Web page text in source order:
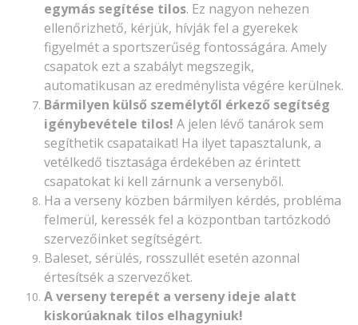
egymás segítése tilos. Ez nagyon nehezen
ellenőrizhető, kérjük, hívják fel a gyerekek
figyelmét a sportszerűség fontosságára. Amely
csapatok ezt a szabályt megszegik,
automatikusan az eredménylista végére kerülnek.
Bármilyen külső személytől érkező segítség
igénybevétele tilos! A jelen lévő tanárok sem
segíthetik csapataikat! Ha ilyet tapasztalunk, a
vetélkedő tisztasága érdekében az érintett
csapatokat ki kell zárnunk a versenyből.
Ha a verseny közben bármilyen kérdés, probléma
felmerül, keressék fel a központban tartózkodó
szervezőinket segítségért.
Baleset, sérülés, rosszullét esetén azonnal
értesítsék a szervezőket.
A verseny terepét a verseny ideje alatt
kiskorúaknak tilos elhagyniuk!